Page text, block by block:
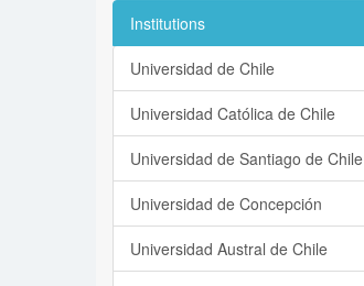
Institutions
Universidad de Chile
Universidad Católica de Chile
Universidad de Santiago de Chile
Universidad de Concepción
Universidad Austral de Chile